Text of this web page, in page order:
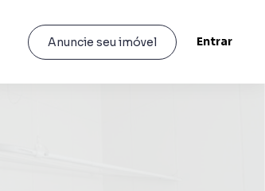
Anuncie seu imóvel Entrar